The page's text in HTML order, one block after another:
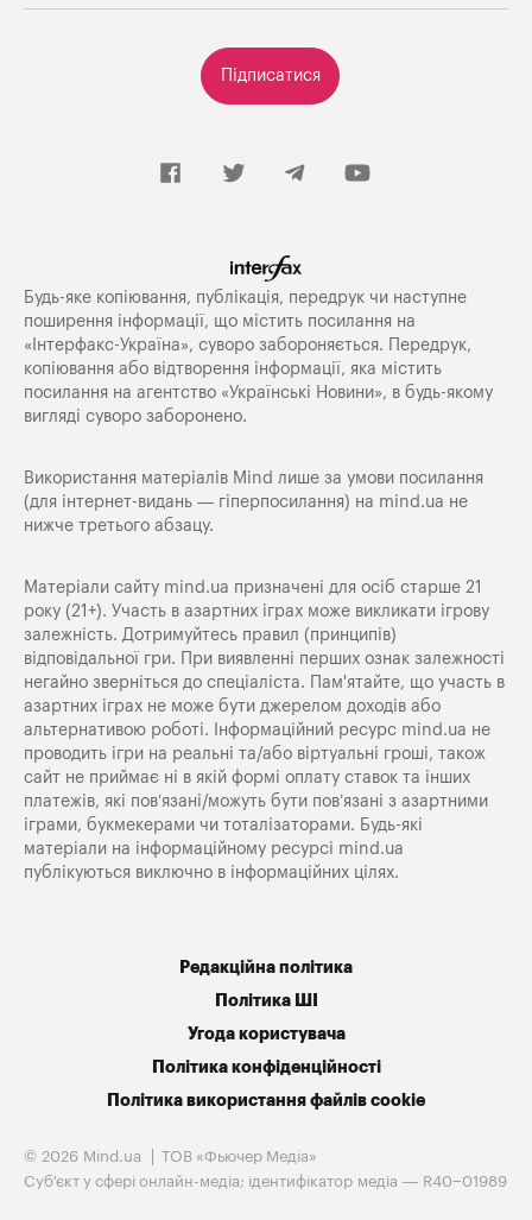
Підписатися
Будь-яке копiювання, публiкацiя, передрук чи наступне
поширення iнформацiї, що мiстить посилання на
«Iнтерфакс-Україна», суворо забороняється. Передрук,
копіювання або відтворення інформації, яка містить
посилання на агентство «Українські Новини», в будь-якому
вигляді суворо заборонено.
Використання матеріалів Mind лише за умови посилання
(для інтернет-видань — гіперпосилання) на mind.ua не
нижче третього абзацу.
Матеріали сайту mind.ua призначені для осіб старше 21
року (21+). Участь в азартних іграх може викликати ігрову
залежність. Дотримуйтесь правил (принципів)
відповідальної гри. При виявленні перших ознак залежності
негайно зверніться до спеціаліста. Пам'ятайте, що участь в
азартних іграх не може бути джерелом доходів або
альтернативою роботі. Інформаційний ресурс mind.ua не
проводить ігри на реальні та/або віртуальні гроші, також
сайт не приймає ні в якій формі оплату ставок та інших
платежів, які пов’язані/можуть бути пов’язані з азартними
іграми, букмекерами чи тоталізаторами. Будь-які
матеріали на інформаційному ресурсі mind.ua
публікуються виключно в інформаційних цілях.
Редакційна політика
Політика ШІ
Угода користувача
Політика конфіденційності
Політика використання файлів cookie
© 2026 Mind.ua
ТОВ «Фьючер Медiа»
Cуб'єкт у сфері онлайн-медіа; ідентифікатор медіа — R40−01989